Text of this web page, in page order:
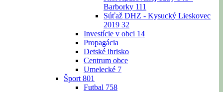
Barborky 111
Súťaž DHZ - Kysucký Lieskovec
2019 32
Investície v obci 14
Propagácia
Detské ihrisko
Centrum obce
Umelecké 7
Šport 801
Futbal 758